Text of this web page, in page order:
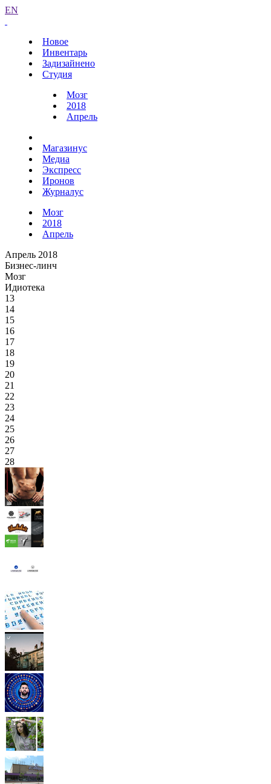
EN
Новое
Инвентарь
Задизайнено
Студия
Мозг
2018
Апрель
Магазинус
Медиа
Экспресс
Иронов
Журналус
Мозг
2018
Апрель
Апрель 2018
Бизнес-линч
Мозг
Идиотека
13
14
15
16
17
18
19
20
21
22
23
24
25
26
27
28